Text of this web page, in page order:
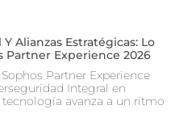
Alianzas Estratégicas: Lo
Partner Experience 2026
Partner Experience
Integral en
avanza a un ritmo